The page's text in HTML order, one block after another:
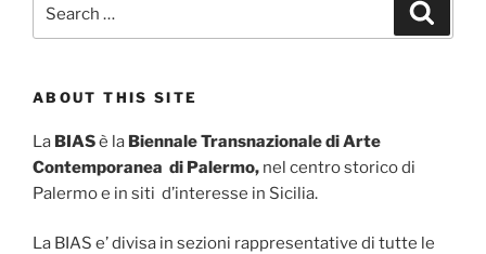
for:
ABOUT THIS SITE
La BIASè la Biennale Transnazionale di Arte
Contemporanea di Palermo, nel centro storico di
Palermo e in siti d’interesse in Sicilia.
La BIAS e’ divisa in sezioni rappresentative di tutte le